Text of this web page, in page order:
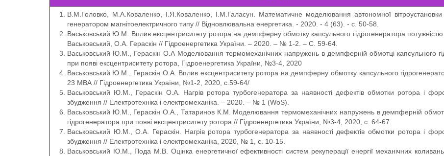
В.М.Головко, М.А.Коваленко, І.Я.Коваленко, І.М.Галасун. Математичне моделювання автономної
генератором магнітоелектричного типу // Відновлювальна енергетика. - 2020. - 4 (63). - с. 50-58.
Васьковський Ю.М. Вплив ексцентриситету ротора на демпферну обмотку капсульного гідрогенератора
Васьковський, О.А. Гераскін // Гідроенергетика України. – 2020. – № 1-2. – C. 59-64.
Васьковський Ю.М., Гераскін О.А Моделювання термомеханічних напружень в демпферній обмотці капсульного
при появі ексцентриситету ротора, Гідроенергетика України, №3-4, 2020
Васьковський Ю.М., Гераскін О.А. Вплив ексцентриситету ротора на демпферну обмотку капсульного
23 МВА // Гідроенергетика України, №1-2, 2020, с.59-64/
Васьковський Ю.М., Гераскін О.А. Нагрів ротора турбогенератора за наявності дефектів обмотки ротора і
збудження // Електротехніка і електромеханіка. – 2020. – № 1 (WoS).
Васьковський Ю.М., Гераскін О.А., Татаринов К.М. Моделювання термомеханічних напружень в демпферній
гідрогенератора при появі ексцентриситету ротора // Гідроенергетика України, №3-4, 2020, с. 64-67.
Васьковський Ю.М., О.А. Гераскін. Нагрів ротора турбогенератора за наявності дефектів обмотки ротора і
збудження // Електротехніка і електромеханіка, 2020, № 1, с. 10-15.
Васьковський Ю.М., Пода М.В. Оцінка енергетичної ефективності систем рекуперації енергії механічних